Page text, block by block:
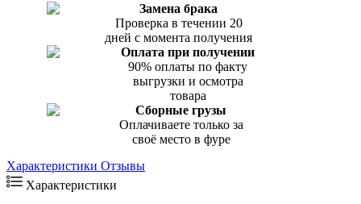
Замена брака
Проверка в течении 20
дней с момента получения
Оплата при получении
90% оплаты по факту
выгрузки и осмотра
товара
Сборные грузы
Оплачиваете только за
своё место в фуре
Характеристики Отзывы
Характеристики